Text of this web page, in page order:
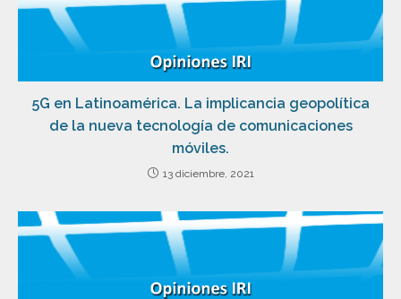
5G en Latinoamérica. La implicancia geopolítica
de la nueva tecnología de comunicaciones
móviles.
13 diciembre, 2021